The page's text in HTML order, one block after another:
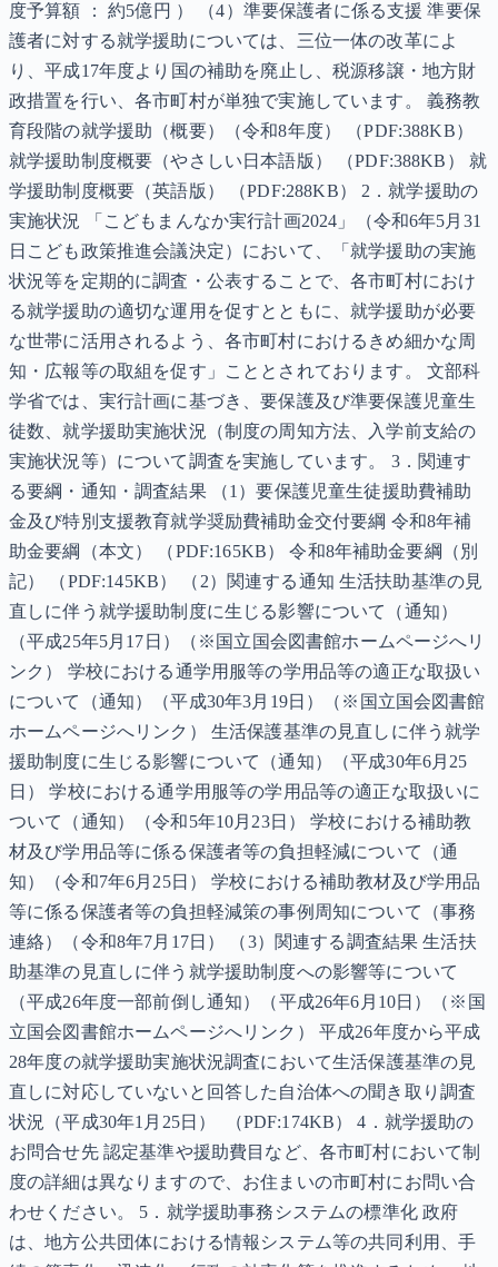
度予算額 ： 約5億円 ） （4）準要保護者に係る支援 準要保
護者に対する就学援助については、三位一体の改革によ
り、平成17年度より国の補助を廃止し、税源移譲・地方財
政措置を行い、各市町村が単独で実施しています。 義務教
育段階の就学援助（概要）（令和8年度） （PDF:388KB）
就学援助制度概要（やさしい日本語版） （PDF:388KB） 就
学援助制度概要（英語版） （PDF:288KB） 2．就学援助の
実施状況 「こどもまんなか実行計画2024」（令和6年5月31
日こども政策推進会議決定）において、「就学援助の実施
状況等を定期的に調査・公表することで、各市町村におけ
る就学援助の適切な運用を促すとともに、就学援助が必要
な世帯に活用されるよう、各市町村におけるきめ細かな周
知・広報等の取組を促す」こととされております。 文部科
学省では、実行計画に基づき、要保護及び準要保護児童生
徒数、就学援助実施状況（制度の周知方法、入学前支給の
実施状況等）について調査を実施しています。 3．関連す
る要綱・通知・調査結果 （1）要保護児童生徒援助費補助
金及び特別支援教育就学奨励費補助金交付要綱 令和8年補
助金要綱（本文） （PDF:165KB） 令和8年補助金要綱（別
記） （PDF:145KB） （2）関連する通知 生活扶助基準の見
直しに伴う就学援助制度に生じる影響について（通知）
（平成25年5月17日）（※国立国会図書館ホームページへリ
ンク） 学校における通学用服等の学用品等の適正な取扱い
について（通知）（平成30年3月19日）（※国立国会図書館
ホームページへリンク） 生活保護基準の見直しに伴う就学
援助制度に生じる影響について（通知）（平成30年6月25
日） 学校における通学用服等の学用品等の適正な取扱いに
ついて（通知）（令和5年10月23日） 学校における補助教
材及び学用品等に係る保護者等の負担軽減について（通
知）（令和7年6月25日） 学校における補助教材及び学用品
等に係る保護者等の負担軽減策の事例周知について（事務
連絡）（令和8年7月17日） （3）関連する調査結果 生活扶
助基準の見直しに伴う就学援助制度への影響等について
（平成26年度一部前倒し通知）（平成26年6月10日）（※国
立国会図書館ホームページへリンク） 平成26年度から平成
28年度の就学援助実施状況調査において生活保護基準の見
直しに対応していないと回答した自治体への聞き取り調査
状況（平成30年1月25日） （PDF:174KB） 4．就学援助の
お問合せ先 認定基準や援助費目など、各市町村において制
度の詳細は異なりますので、お住まいの市町村にお問い合
わせください。 5．就学援助事務システムの標準化 政府
は、地方公共団体における情報システム等の共同利用、手